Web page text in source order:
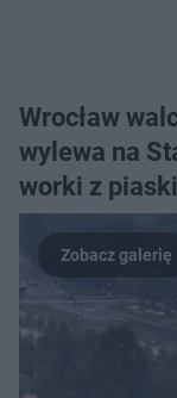
Wrocław
wylewa na
worki z